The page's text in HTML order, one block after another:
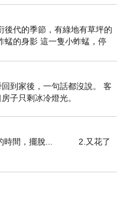
後代的季節，有綠地有草坪的
蜢的身影 這一隻小蚱蜢，停
驅趕，都無動
到家後，一句話都沒說。 客
子只剩冰冷燈光。
的時間，擺脫... 2.又花了